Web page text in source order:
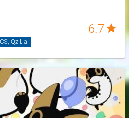
6.7 star
Qzil.la